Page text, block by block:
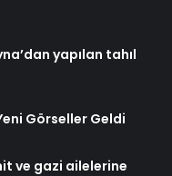
yapılan tahıl
Görseller Geldi
ve gazi ailelerine